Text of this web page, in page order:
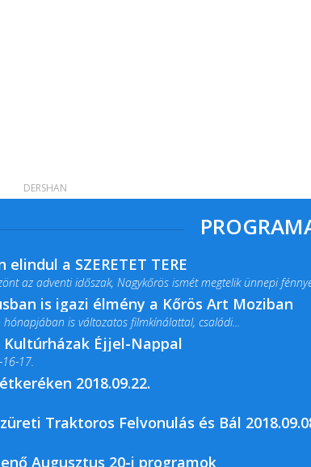
elindul a SZERETET TERE
az adventi időszak, Nagykőrös ismét megtelik ünnepi
is igazi élmény a Kőrös Art Moziban
is változatos filmkínálattal, családi...
Kultúrházak Éjjel-Nappal
17.
programokkal várja a Csemői Községi Könyvtár és...
2018.09.22.
Traktoros Felvonulás és Bál
Augusztus 20-i programok
DERSHAN